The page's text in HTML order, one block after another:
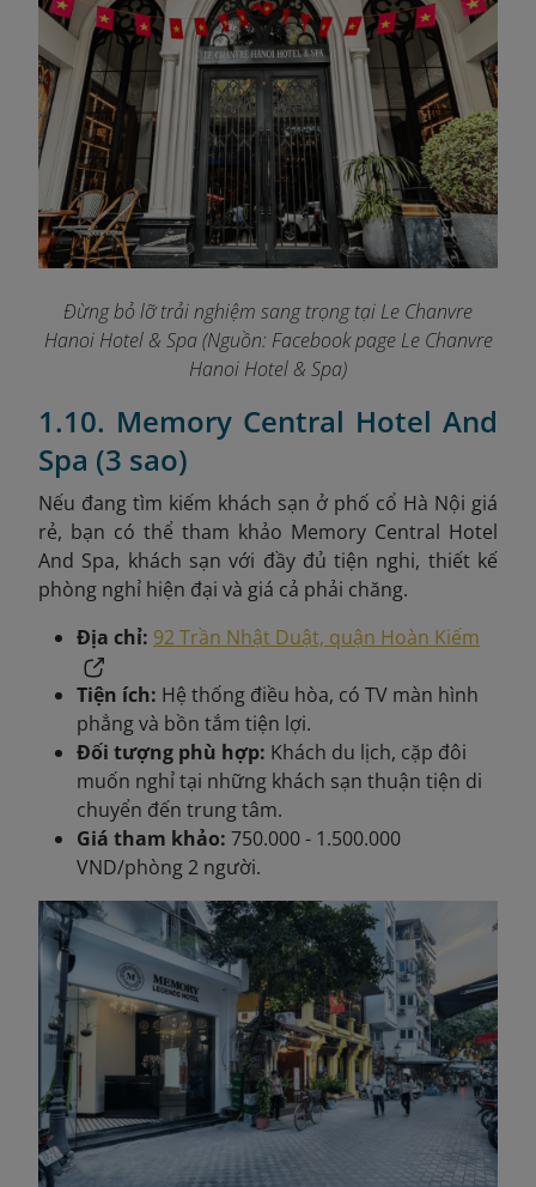
Đừng bỏ lỡ trải nghiệm sang trọng tại Le Chanvre
Hanoi Hotel & Spa (Nguồn: Facebook page Le Chanvre
Hanoi Hotel & Spa)
1.10. Memory Central Hotel And
Spa (3 sao)
Nếu đang tìm kiếm khách sạn ở phố cổ Hà Nội giá
rẻ, bạn có thể tham khảo Memory Central Hotel
And Spa, khách sạn với đầy đủ tiện nghi, thiết kế
phòng nghỉ hiện đại và giá cả phải chăng.
Địa chỉ: 92 Trần Nhật Duật, quận Hoàn Kiếm
Tiện ích: Hệ thống điều hòa, có TV màn hình
phẳng và bồn tắm tiện lợi.
Đối tượng phù hợp: Khách du lịch, cặp đôi
muốn nghỉ tại những khách sạn thuận tiện di
chuyển đến trung tâm.
Giá tham khảo: 750.000 - 1.500.000
VND/phòng 2 người.